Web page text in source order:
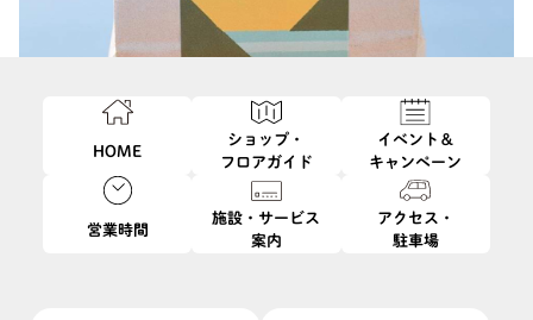
HOME
ショップ・
フロアガイド
イベント＆
キャンペーン
営業時間
施設・サービス
案内
アクセス・
駐車場
このイベントは終了しました